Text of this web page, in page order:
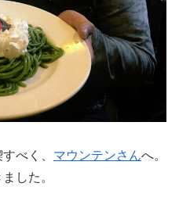
べく、 マウンテンさんへ。
した。